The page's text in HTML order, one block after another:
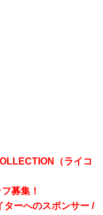
（ライコ
募集！
ーへのスポンサー /